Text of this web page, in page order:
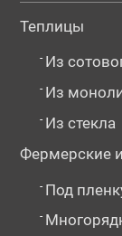
Теплицы
- Из
- Из
- Из стекла
Фермерские
- Под
-